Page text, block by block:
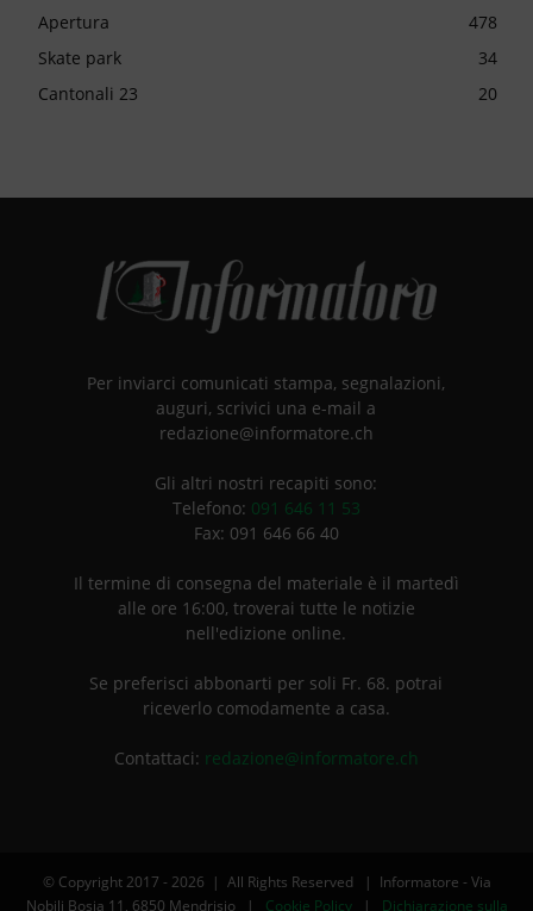
Apertura
478
Skate park
34
Cantonali 23
20
Per inviarci comunicati stampa, segnalazioni,
auguri, scrivici una e-mail a
redazione@informatore.ch
Gli altri nostri recapiti sono:
Telefono: 091 646 11 53
Fax: 091 646 66 40
Il termine di consegna del materiale è il martedì
alle ore 16:00, troverai tutte le notizie
nell'edizione online.
Se preferisci abbonarti per soli Fr. 68. potrai
riceverlo comodamente a casa.
Contattaci: redazione@informatore.ch
© Copyright 2017 - 2026 | All Rights Reserved | Informatore - Via
Nobili Bosia 11, 6850 Mendrisio | Cookie Policy| Dichiarazione sulla